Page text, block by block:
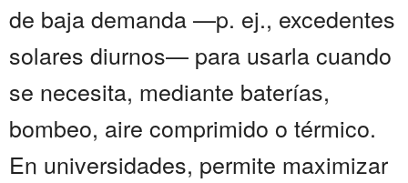
de baja demanda —p. ej., excedentes
solares diurnos— para usarla cuando
se necesita, mediante baterías,
bombeo, aire comprimido o térmico.
En universidades, permite maximizar